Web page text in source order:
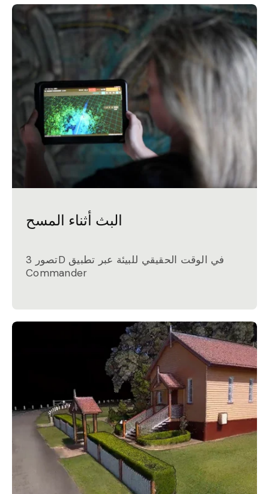
البث أثناء المسح
تصور 3D في الوقت الحقيقي للبيئة عبر تطبيق
Commander